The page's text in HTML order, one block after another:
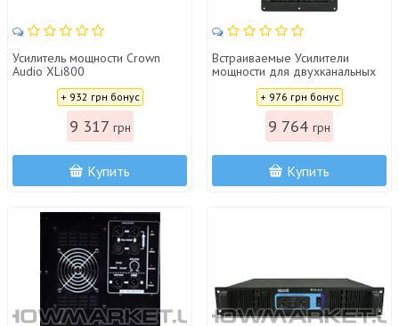
Усилитель мощности Crown
Audio XLi800
+ 932 грн бонус
9 317 грн
Купить
Встраиваемые Усилители
мощности для двухканальных
Bi-Amp акустических систем АС
Park Audio DX700V DSP
+ 976 грн бонус
9 764 грн
Купить